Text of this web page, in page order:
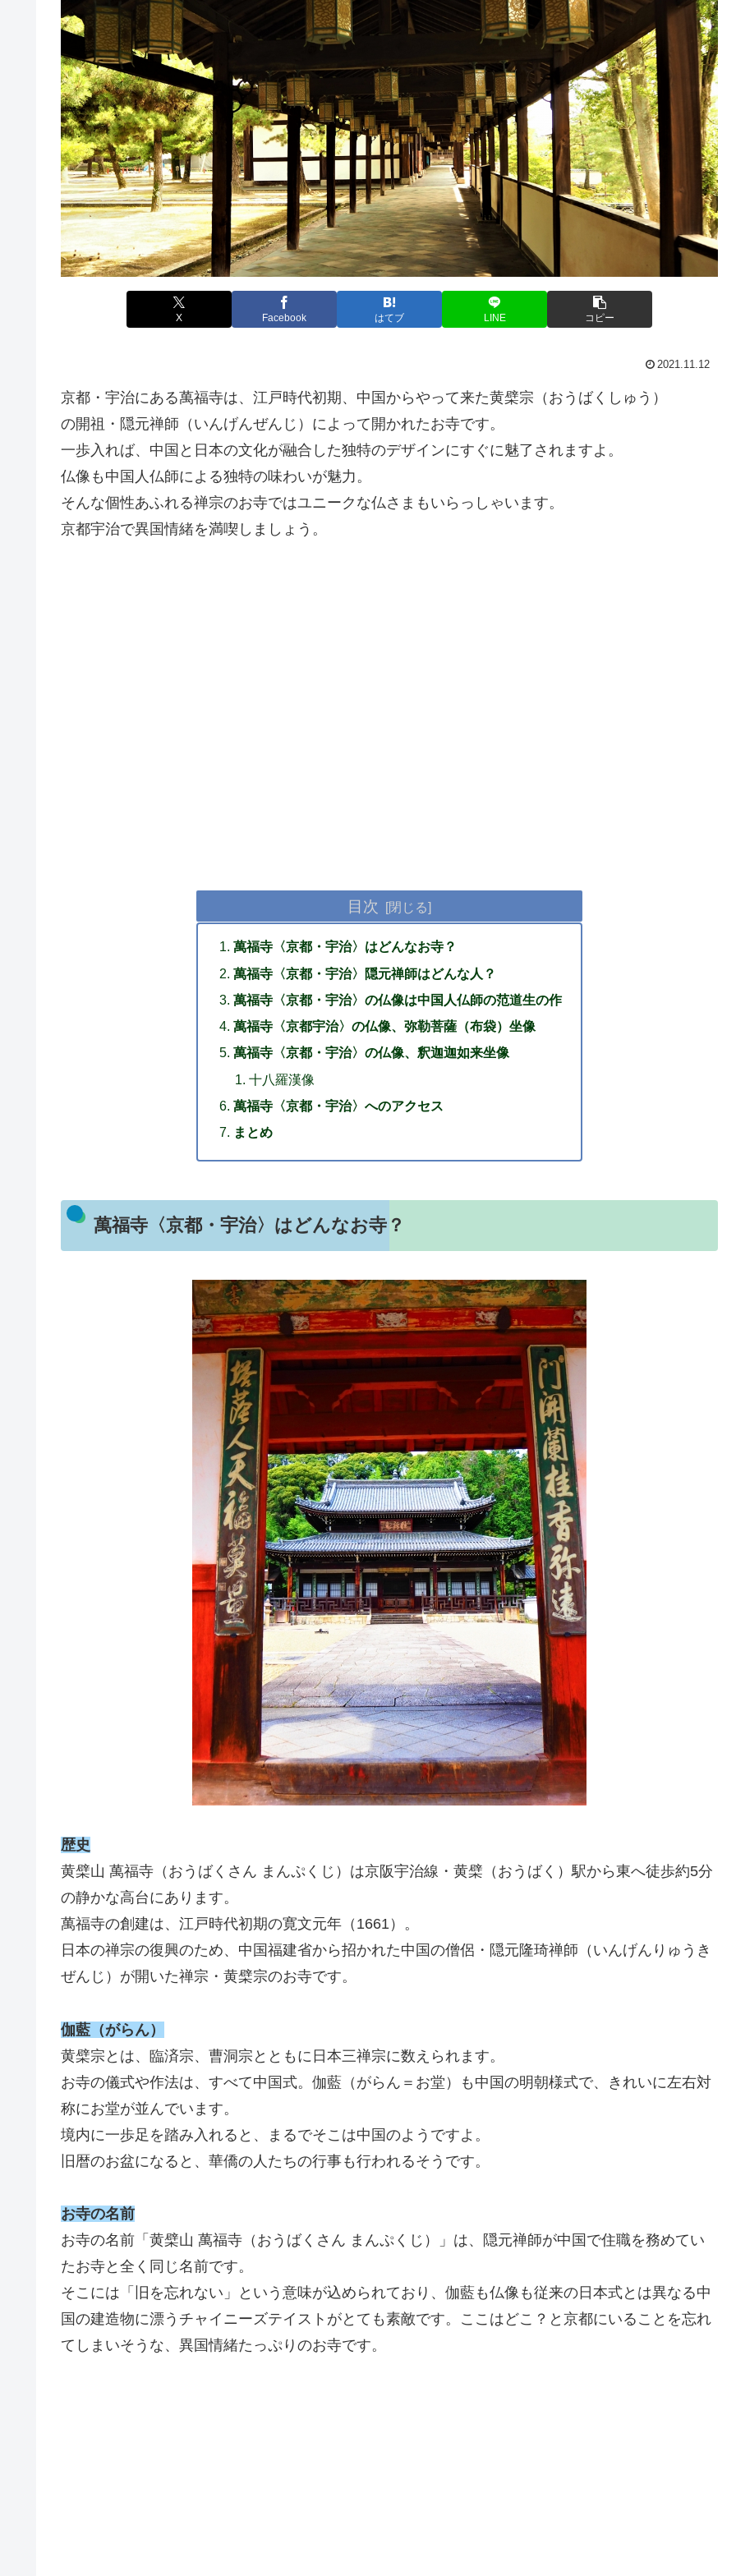
X Facebook はてブ LINE コピー
2021.11.12
京都・宇治にある萬福寺は、江戸時代初期、中国からやって来た黄檗宗（おうばくしゅう）
の開祖・隠元禅師（いんげんぜんじ）によって開かれたお寺です。
一歩入れば、中国と日本の文化が融合した独特のデザインにすぐに魅了されますよ。
仏像も中国人仏師による独特の味わいが魅力。
そんな個性あふれる禅宗のお寺ではユニークな仏さまもいらっしゃいます。
京都宇治で異国情緒を満喫しましょう。
目次
萬福寺〈京都・宇治〉はどんなお寺？
萬福寺〈京都・宇治〉隠元禅師はどんな人？
萬福寺〈京都・宇治〉の仏像は中国人仏師の范道生の作
萬福寺〈京都宇治〉の仏像、弥勒菩薩（布袋）坐像
萬福寺〈京都・宇治〉の仏像、釈迦迦如来坐像
十八羅漢像
萬福寺〈京都・宇治〉へのアクセス
まとめ
萬福寺〈京都・宇治〉はどんなお寺？
歴史
黄檗山 萬福寺（おうばくさん まんぷくじ）は京阪宇治線・黄檗（おうばく）駅から東へ徒歩約5分
の静かな高台にあります。
萬福寺の創建は、江戸時代初期の寛文元年（1661）。
日本の禅宗の復興のため、中国福建省から招かれた中国の僧侶・隠元隆琦禅師（いんげんりゅうき
ぜんじ）が開いた禅宗・黄檗宗のお寺です。
伽藍（がらん）
黄檗宗とは、臨済宗、曹洞宗とともに日本三禅宗に数えられます。
お寺の儀式や作法は、すべて中国式。伽藍（がらん＝お堂）も中国の明朝様式で、きれいに左右対
称にお堂が並んでいます。
境内に一歩足を踏み入れると、まるでそこは中国のようですよ。
旧暦のお盆になると、華僑の人たちの行事も行われるそうです。
お寺の名前
お寺の名前「黄檗山 萬福寺（おうばくさん まんぷくじ）」は、隠元禅師が中国で住職を務めてい
たお寺と全く同じ名前です。
そこには「旧を忘れない」という意味が込められており、伽藍も仏像も従来の日本式とは異なる中
国の建造物に漂うチャイニーズテイストがとても素敵です。ここはどこ？と京都にいることを忘れ
てしまいそうな、異国情緒たっぷりのお寺です。